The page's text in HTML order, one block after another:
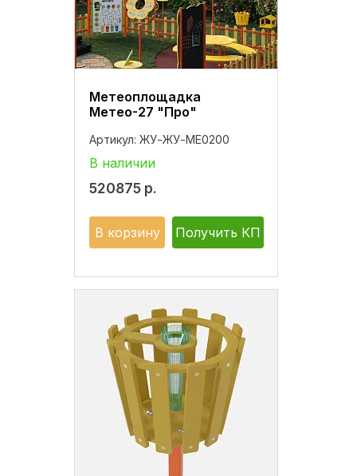
Метеоплощадка
Метео-27 "Про"
Артикул: ЖУ-ЖУ-МЕ0200
В наличии
520875 р.
В корзину Получить КП